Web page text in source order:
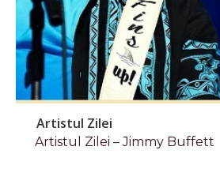
Artistul Zilei
Artistul Zilei – Jimmy Buffett